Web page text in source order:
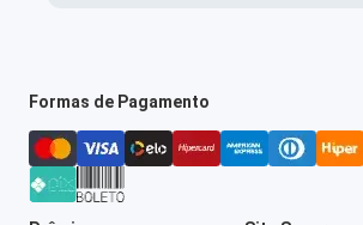
Formas de Pagamento